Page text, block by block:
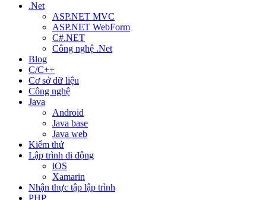
.Net
ASP.NET MVC
ASP.NET WebForm
C#.NET
Công nghệ .Net
Blog
C/C++
Cơ sở dữ liệu
Công nghệ
Java
Android
Java base
Java web
Kiểm thử
Lập trình di động
iOS
Xamarin
Nhận thực tập lập trình